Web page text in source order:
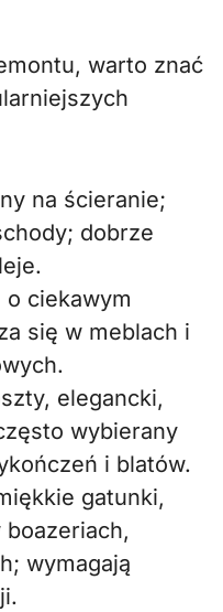
warto znać
na ścieranie;
dobrze
ciekawym
się w meblach i
elegancki,
wybierany
i blatów.
gatunki,
wymagają